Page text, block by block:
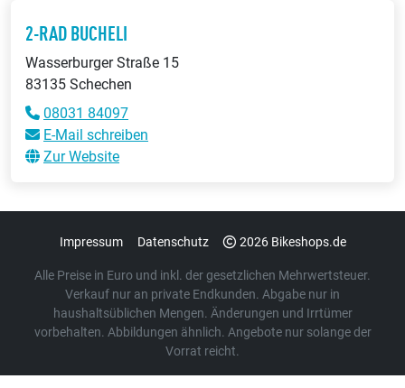
2-RAD BUCHELI
Wasserburger Straße 15
83135 Schechen
08031 84097
E-Mail schreiben
Zur Website
Impressum Datenschutz 2026 Bikeshops.de
Alle Preise in Euro und inkl. der gesetzlichen Mehrwertsteuer.
Verkauf nur an private Endkunden. Abgabe nur in
haushaltsüblichen Mengen. Änderungen und Irrtümer
vorbehalten. Abbildungen ähnlich. Angebote nur solange der
Vorrat reicht.